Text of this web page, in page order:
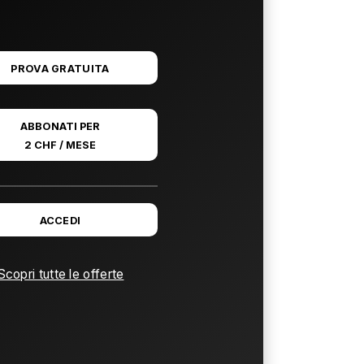
PROVA GRATUITA
ABBONATI PER
2 CHF / MESE
ACCEDI
tutte le offerte